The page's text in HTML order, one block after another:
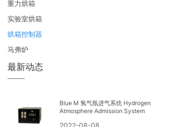
重力烘箱
实验室烘箱
烘箱控制器
马弗炉
最新动态
Blue M 氢气氛进气系统 Hydrogen
Atmosphere Admission System
2022-08-08